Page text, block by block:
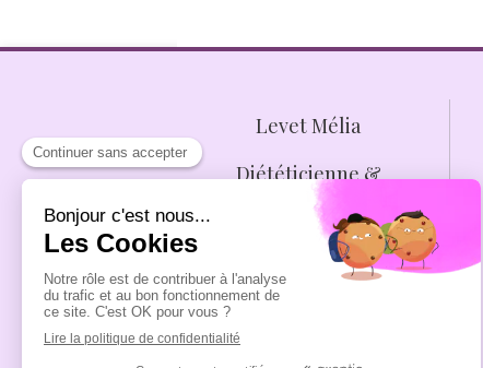
Levet Mélia
Diététicienne &
Nutrithérapeute